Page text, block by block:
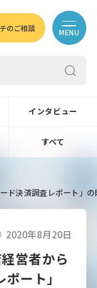
のご相談 MENU
インタビュー
すべて
ド決済調査レポート」
2020年8月20日
営者から
ート」